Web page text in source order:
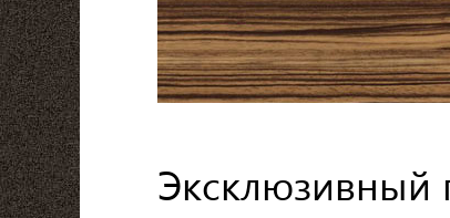
Эксклюзивный